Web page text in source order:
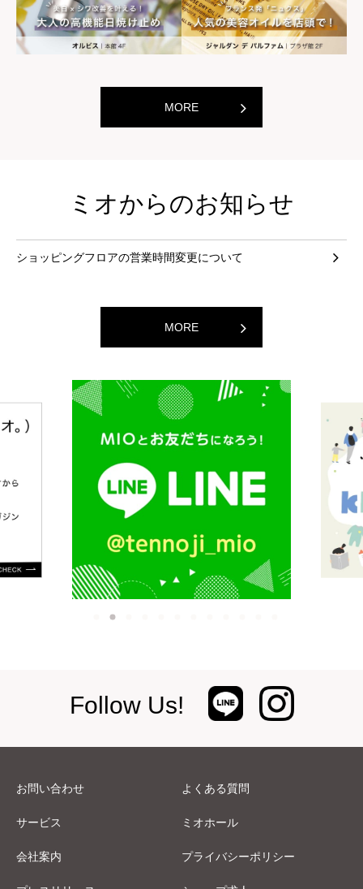
MORE
ミオからのお知らせ
ショッピングフロアの営業時間変更について
MORE
Follow Us!
お問い合わせ よくある質問
サービス ミオホール
会社案内 プライバシーポリシー